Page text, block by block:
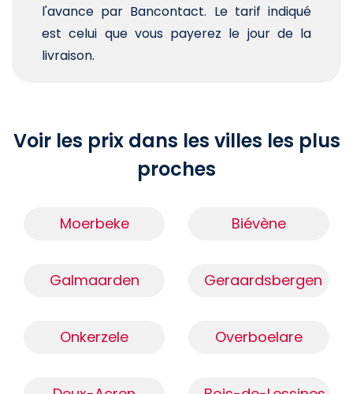
l'avance par Bancontact. Le tarif indiqué
est celui que vous payerez le jour de la
livraison.
Voir les prix dans les villes les plus
proches
Moerbeke Biévène
Galmaarden Geraardsbergen
Onkerzele Overboelare